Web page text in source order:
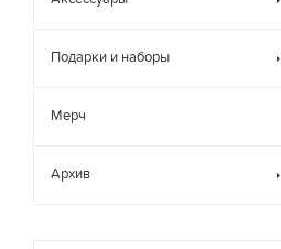
Подарки и наборы
Мерч
Архив